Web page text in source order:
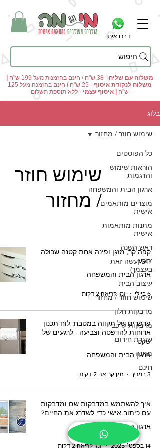
דברו איתי
חיפוש
משלוח עם שליח - 38 ש"ח / חינם בהזמנות מעל 199 ש"ח
|
משלוח לנקודת איסוף - 25 ש"ח /
חינם בהזמנה מעל 125
ש"ח | איסוף עצמי - ללא תוספת תשלום
בלוג
כל הפוסטים
הוראות שימוש
והדגמות
ארגון הבית והמשפחה
מוצרים מותאמים
אישית
מתנות מותאמות
אישית
ראש השנה
DIY (עשה זאת
בעצמך)
עיצוב הבית
שימוש חוזר / מחזור
מדבקות חלון
מדבקות לרכב
שיגרת חירום
מתנה
חינם
שימוש חוזר / מחזור
שימוש חוזר
/ מחזור
קפה קר, מזגן ופינה אחת קטנה שכולה
רוגע
ארגון הבית והמשפחה
6 ביולי זמן קריאה 2 דקות
פרפרים של תקווה במטבח: לוח תכנון
ארוחות להדפסה וצביעה - לרגעים של
שקט
ארגון הבית והמשפחה
3 במרץ זמן קריאה 2 דקות
איך להשתמש במדבקות שם ומדבקות
עם כיתוב אישי כדי לשדרג את החיים?
ארגון הבית והמשפחה
14 בספט׳ 2025 זמן קריאה 2 דקות